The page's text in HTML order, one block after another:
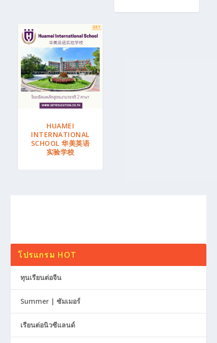
HUAMEI
INTERNATIONAL
SCHOOL 华美英语
实验学校
โปรแกรม HOT
ทุนเรียนต่อจีน
Summer | ซัมเมอร์
เรียนต่อนิวซีแลนด์